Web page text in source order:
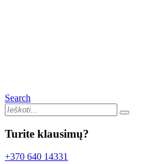
Search
Turite klausimų?
+370 640 14331